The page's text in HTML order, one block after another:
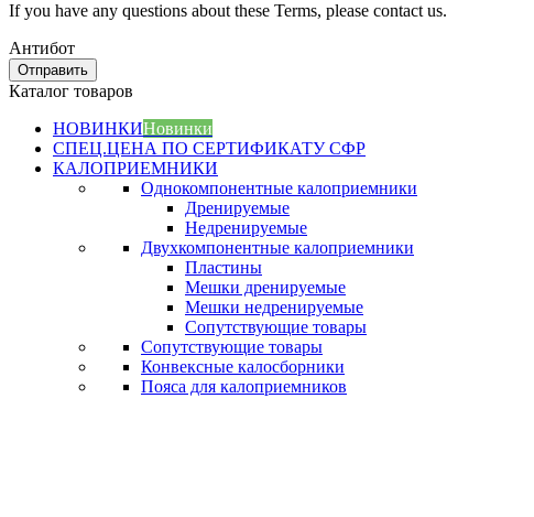
If you have any questions about these Terms, please contact us.
Антибот
Отправить
Каталог товаров
НОВИНКИНовинки
СПЕЦ.ЦЕНА ПО СЕРТИФИКАТУ СФР
КАЛОПРИЕМНИКИ
Однокомпонентные калоприемники
Дренируемые
Недренируемые
Двухкомпонентные калоприемники
Пластины
Мешки дренируемые
Мешки недренируемые
Сопутствующие товары
Сопутствующие товары
Конвексные калосборники
Пояса для калоприемников